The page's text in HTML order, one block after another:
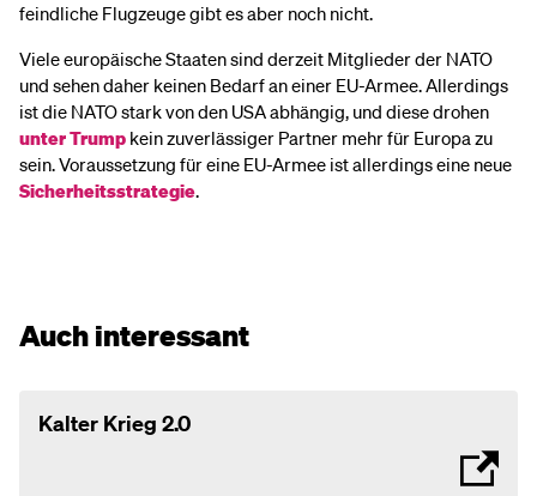
feindliche Flugzeuge gibt es aber noch nicht.
Viele europäische Staaten sind derzeit Mitglieder der NATO
und sehen daher keinen Bedarf an einer EU-Armee. Allerdings
ist die NATO stark von den USA abhängig, und diese drohen
unter Trump kein zuverlässiger Partner mehr für Europa zu
sein. Voraussetzung für eine EU-Armee ist allerdings eine neue
Sicherheitsstrategie.
Auch interessant
Kalter Krieg 2.0